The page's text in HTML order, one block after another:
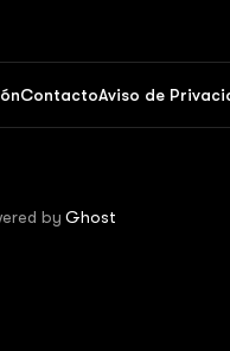
ContactoAviso de
byGhost